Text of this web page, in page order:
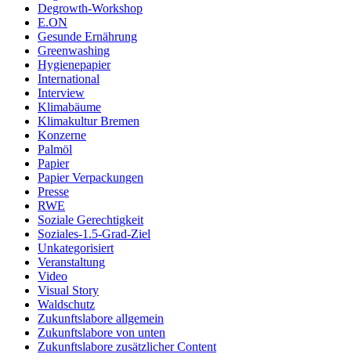
Degrowth-Workshop
E.ON
Gesunde Ernährung
Greenwashing
Hygienepapier
International
Interview
Klimabäume
Klimakultur Bremen
Konzerne
Palmöl
Papier
Papier Verpackungen
Presse
RWE
Soziale Gerechtigkeit
Soziales-1.5-Grad-Ziel
Unkategorisiert
Veranstaltung
Video
Visual Story
Waldschutz
Zukunftslabore allgemein
Zukunftslabore von unten
Zukunftslabore zusätzlicher Content